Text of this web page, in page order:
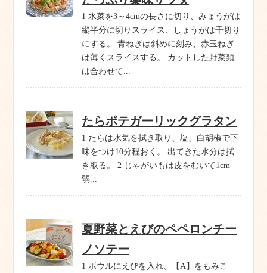
1 水菜を3～4cmの長さに切り、みょうがは
縦半分に切りスライス、しょうがは千切り
にする。 青ねぎは斜めに刻み、赤玉ねぎ
は薄くスライスする。 カットした野菜類
は合わせて...
たらポテガーリックグラタン
1 たらは水気を拭き取り、塩、白胡椒で下
味をつけ10分程おく。 出てきた水分は拭
き取る。 2 じゃがいもは皮をむいて1cm
弱...
夏野菜とえびのペペロンチー
ノソテー
1 ボウルにえびを入れ、【A】をもみこ